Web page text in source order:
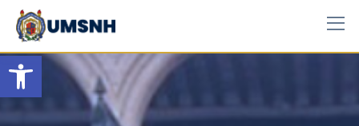
Open toolbar
Skip
content